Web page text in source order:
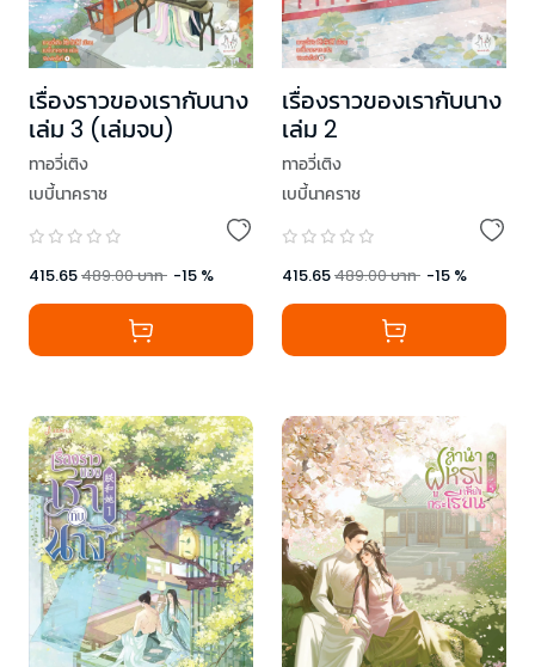
เรื่องราวของเรากับนาง
เล่ม 3 (เล่มจบ)
ทาอวี่เติง
เบบี้นาคราช
415.65489.00บาท -15 %
เรื่องราวของเรากับนาง
เล่ม 2
ทาอวี่เติง
เบบี้นาคราช
415.65489.00บาท -15 %